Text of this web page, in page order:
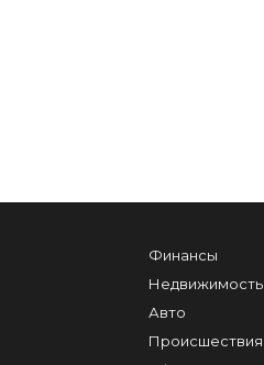
Финансы
Недвижимость
Авто
Происшествия